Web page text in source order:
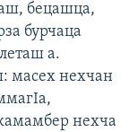
бецашца,
бурчаца
а.
масех нехчан
нехча